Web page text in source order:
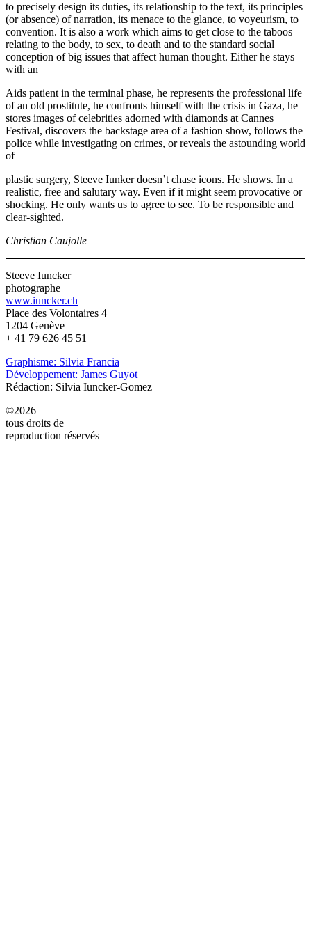
to precisely design its duties, its relationship to the text, its principles
(or absence) of narration, its menace to the glance, to voyeurism, to
convention. It is also a work which aims to get close to the taboos
relating to the body, to sex, to death and to the standard social
conception of big issues that affect human thought. Either he stays
with an
Aids patient in the terminal phase, he represents the professional life
of an old prostitute, he confronts himself with the crisis in Gaza, he
stores images of celebrities adorned with diamonds at Cannes
Festival, discovers the backstage area of a fashion show, follows the
police while investigating on crimes, or reveals the astounding world
of
plastic surgery, Steeve Iunker doesn’t chase icons. He shows. In a
realistic, free and salutary way. Even if it might seem provocative or
shocking. He only wants us to agree to see. To be responsible and
clear-sighted.
Christian Caujolle
Steeve Iuncker
photographe
www.iuncker.ch
Place des Volontaires 4
1204 Genève
+ 41 79 626 45 51
Graphisme: Silvia Francia
Développement: James Guyot
Rédaction: Silvia Iuncker-Gomez
©2026
tous droits de
reproduction réservés